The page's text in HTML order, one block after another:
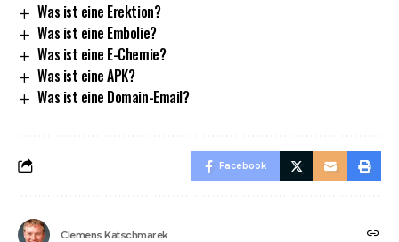
Was ist eine Erektion?
Was ist eine Embolie?
Was ist eine E-Chemie?
Was ist eine APK?
Was ist eine Domain-Email?
Facebook
Clemens Katschmarek